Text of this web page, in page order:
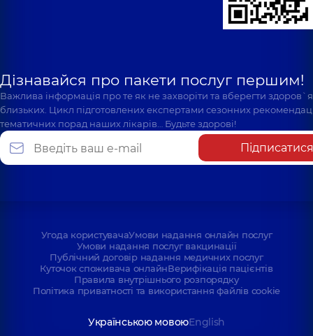
Дізнавайся про пакети послуг першим!
Важлива інформація про те як не захворіти та вберегти
близьких. Цикл підготовлених експертами сезонних
тематичних порад наших лікарів… Будьте здорові!
Підписатися
Угода користувачаУмови надання онлайн послуг
Умови надання послуг вакцинації
Публічний договір надання медичних послуг
Куточок споживача онлайнВерифікація пацієнтів
Правила внутрішнього розпорядку
Політика приватності та використання файлів cookie
Українською мовоюEnglish